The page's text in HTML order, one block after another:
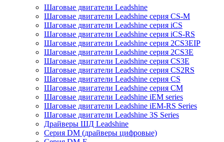
Шаговые двигатели Leadshine
Шаговые двигатели Leadshine серия CS-M
Шаговые двигатели Leadshine серия iCS
Шаговые двигатели Leadshine серия iCS-RS
Шаговые двигатели Leadshine серия 2CS3EIP
Шаговые двигатели Leadshine серия 2CS3E
Шаговые двигатели Leadshine серия CS3E
Шаговые двигатели Leadshine серия CS2RS
Шаговые двигатели Leadshine серия CS
Шаговые двигатели Leadshine серия CM
Шаговые двигатели Leadshine iEM series
Шаговые двигатели Leadshine iEM-RS Series
Шаговые двигатели Leadshine 3S Series
Драйверы ШД Leadshine
Серия DM (драйверы цифровые)